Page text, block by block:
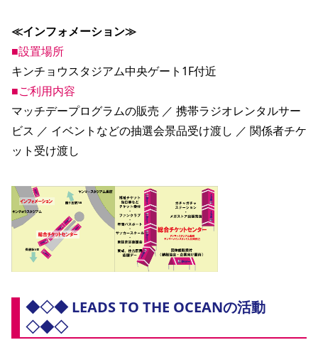
≪インフォメーション≫
■設置場所
キンチョウスタジアム中央ゲート1F付近
■ご利用内容
マッチデープログラムの販売 ／ 携帯ラジオレンタルサー
ビス ／ イベントなどの抽選会景品受け渡し ／ 関係者チケ
ット受け渡し
◆◇◆ LEADS TO THE OCEANの活動
◇◆◇